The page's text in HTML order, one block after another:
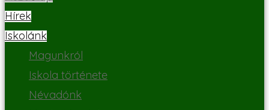
Hírek
Iskolánk
Magunkról
Iskola története
Névadónk